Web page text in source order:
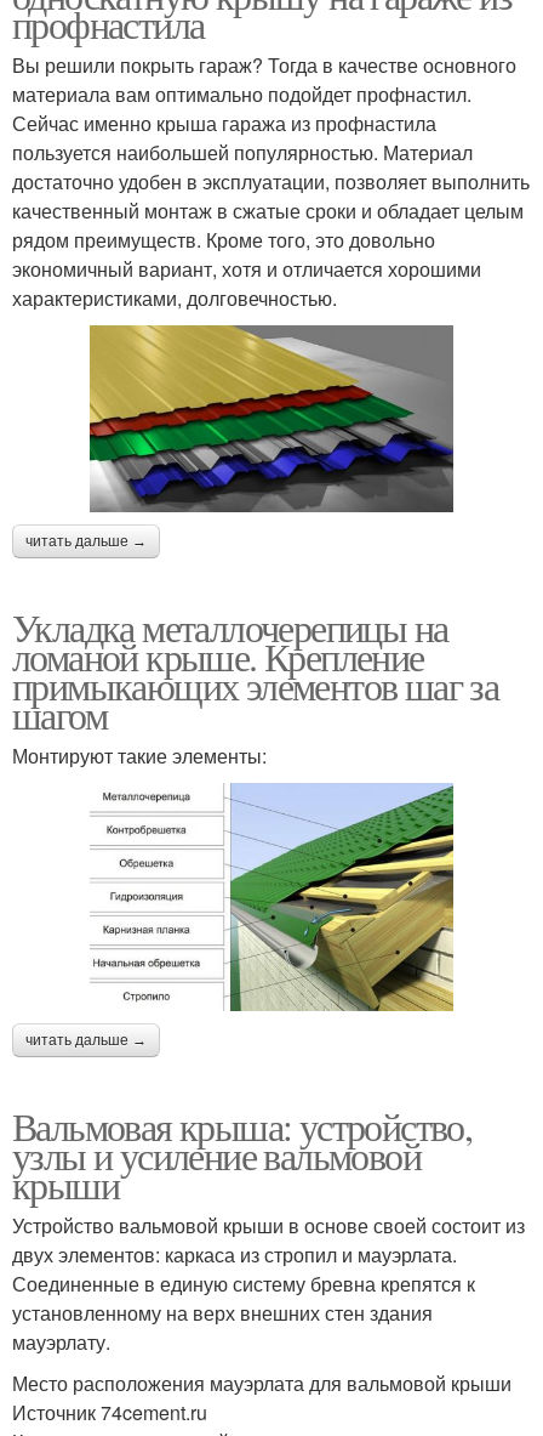
профнастила
Вы решили покрыть гараж? Тогда в качестве основного
материала вам оптимально подойдет профнастил.
Сейчас именно крыша гаража из профнастила
пользуется наибольшей популярностью. Материал
достаточно удобен в эксплуатации, позволяет выполнить
качественный монтаж в сжатые сроки и обладает целым
рядом преимуществ. Кроме того, это довольно
экономичный вариант, хотя и отличается хорошими
характеристиками, долговечностью.
читать дальше →
Укладка металлочерепицы на
ломаной крыше. Крепление
примыкающих элементов шаг за
шагом
Монтируют такие элементы:
читать дальше →
Вальмовая крыша: устройство,
узлы и усиление вальмовой
крыши
Устройство вальмовой крыши в основе своей состоит из
двух элементов: каркаса из стропил и мауэрлата.
Соединенные в единую систему бревна крепятся к
установленному на верх внешних стен здания
мауэрлату.
Место расположения мауэрлата для вальмовой крыши
Источник 74cement.ru